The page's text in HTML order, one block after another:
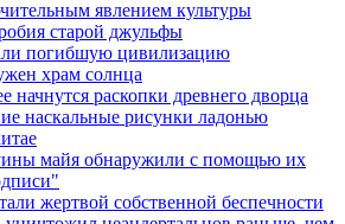
явлением культуры
старой джульфы
погибшую цивилизацию
храм солнца
начнутся раскопки древнего дворца
наскальные рисунки ладонью
майя обнаружили с помощью их
жертвой собственной беспечности